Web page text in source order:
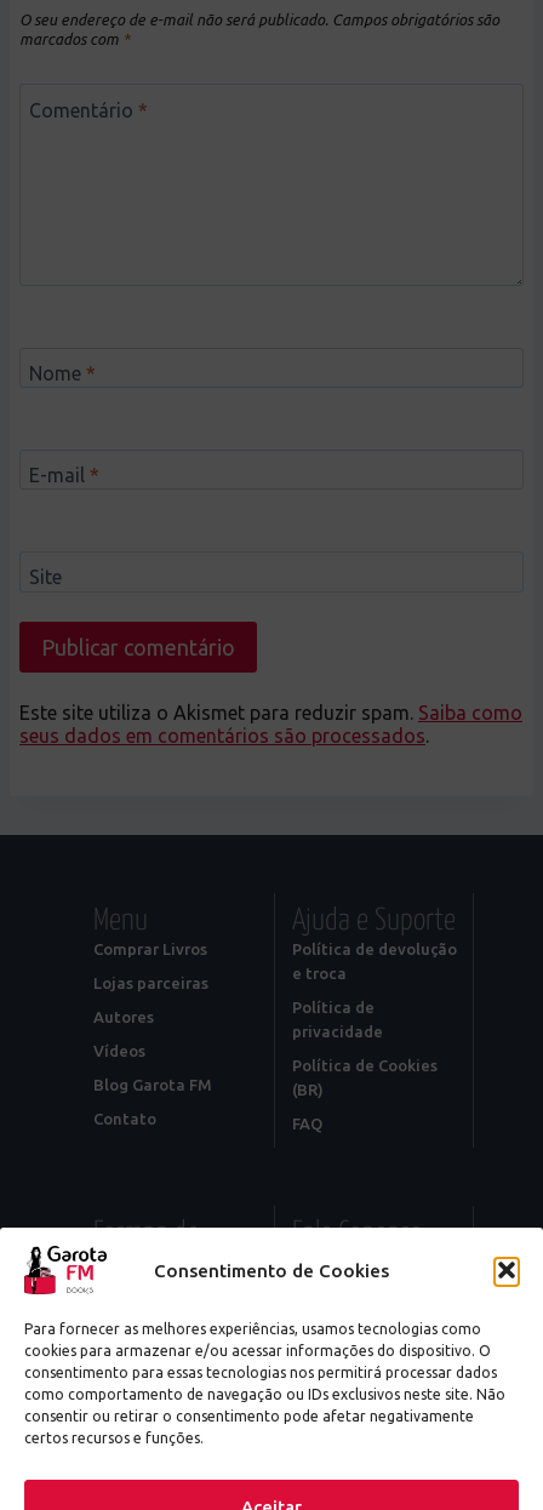
Consentimento de Cookies
Para fornecer as melhores experiências, usamos tecnologias como
cookies para armazenar e/ou acessar informações do dispositivo. O
consentimento para essas tecnologias nos permitirá processar dados
como comportamento de navegação ou IDs exclusivos neste site. Não
consentir ou retirar o consentimento pode afetar negativamente
certos recursos e funções.
O seu endereço de e-mail não será publicado. Campos obrigatórios são
marcados com *
Comentário *
Nome *
E-mail *
Site
Este site utiliza o Akismet para reduzir spam. Saiba como
seus dados em comentários são processados.
Menu
Comprar Livros
Lojas parceiras
Autores
Vídeos
Blog Garota FM
Contato
Ajuda e Suporte
Política de devolução
e troca
Política de
privacidade
Política de Cookies
(BR)
FAQ
Formas de
Pagamento
BOLETO
Compra Segura
Fale Conosco
Editorial:
contato@garotafm.com.br
comercial@garotafm.com.br
Imprensa:
+5521976915991